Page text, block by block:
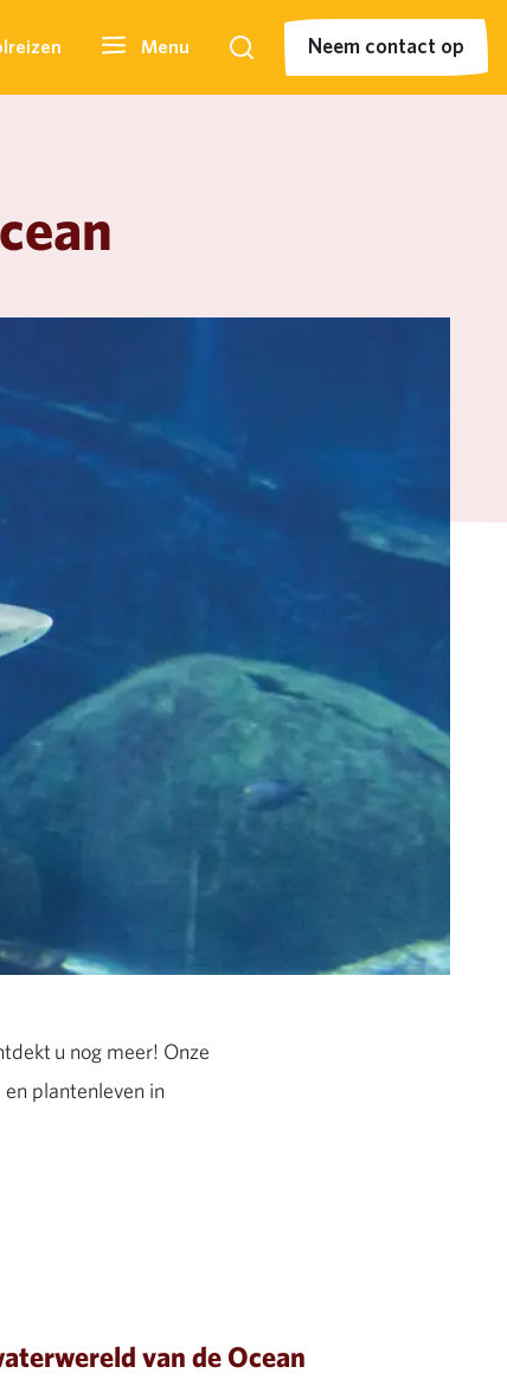
Menu Zoeken Neem contact op
Neem contact op
u nog meer! Onze
plantenleven in
van de Ocean